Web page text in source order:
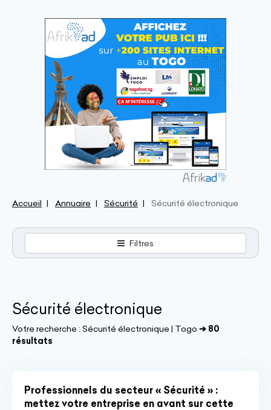
Accueil Annuaire Sécurité Sécurité électronique
Filtres
Sécurité électronique
Votre recherche : Sécurité électronique | Togo ➔ 80
résultats
Professionnels du secteur « Sécurité » :
mettez votre entreprise en avant sur cette